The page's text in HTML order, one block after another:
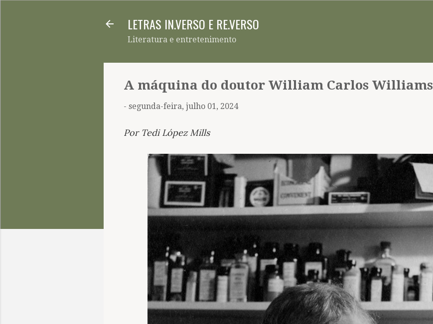
LETRAS IN.VERSO E RE.VERSO
Literatura e entretenimento
A máquina do doutor William Carlos Williams
- segunda-feira, julho 01, 2024
Por Tedi López Mills